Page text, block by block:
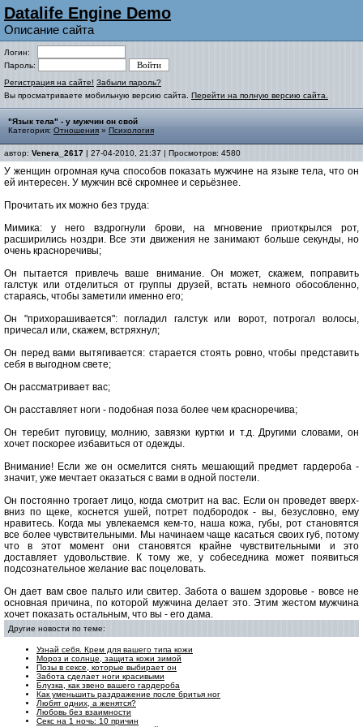
Datalife Engine Demo
Описание сайта
Логин:
Пароль:
Регистрация на сайте! Забыли пароль?
Вы просматриваете мобильную версию сайта. Перейти на полную версию сайта.
"Язык тела" - у мужчин он свой
Категория: Отношения » Психология
автор: Venera_2617 | 27-04-2010, 21:37 | Просмотров: 4580
У женщин огромная куча способов показать мужчине на языке тела, что он
ей интересен. У мужчин всё скромнее и серьёзнее.
Прочитать их можно без труда:
Мимика: у него вздрогнули брови, на мгновение приоткрылся рот,
расширились ноздри. Все эти движения не занимают больше секунды, но
очень красноречивы;
Он пытается привлечь ваше внимание. Он может, скажем, поправить
галстук или отделиться от группы друзей, встать немного обособленно,
стараясь, чтобы заметили именно его;
Он "прихорашивается": погладил галстук или ворот, потрогал волосы,
причесал или, скажем, встряхнул;
Он перед вами вытягивается: старается стоять ровно, чтобы представить
себя в выгодном свете;
Он рассматривает вас;
Он расставляет ноги - подобная поза более чем красноречива;
Он теребит пуговицу, молнию, завязки куртки и т.д. Другими словами, он
хочет поскорее избавиться от одежды.
Внимание! Если же он осмелится снять мешающий предмет гардероба -
значит, уже мечтает оказаться с вами в одной постели.
Он постоянно трогает лицо, когда смотрит на вас. Если он проведет вверх-
вниз по щеке, коснется ушей, потрет подбородок - вы, безусловно, ему
нравитесь. Когда мы увлекаемся кем-то, наша кожа, губы, рот становятся
все более чувствительными. Мы начинаем чаще касаться своих губ, потому
что в этот момент они становятся крайне чувствительными и это
доставляет удовольствие. К тому же, у собеседника может появиться
подсознательное желание вас поцеловать.
Он дает вам свое пальто или свитер. Забота о вашем здоровье - вовсе не
основная причина, по которой мужчина делает это. Этим жестом мужчина
хочет показать остальным, что вы - его дама.
Другие новости по теме:
Узнай себя. Крем для вашего типа кожи
Мороз и солнце, защита кожи зимой
Позы в сексе, которые выбирает он
Забота сделает ноги красивыми
Блузка, как звено вашего гардероба
Как уменьшить раздражение после бритья ног
Любят одних, а женятся?
Любовь без взаимности
Cекс на 1 ночь: 10 причин